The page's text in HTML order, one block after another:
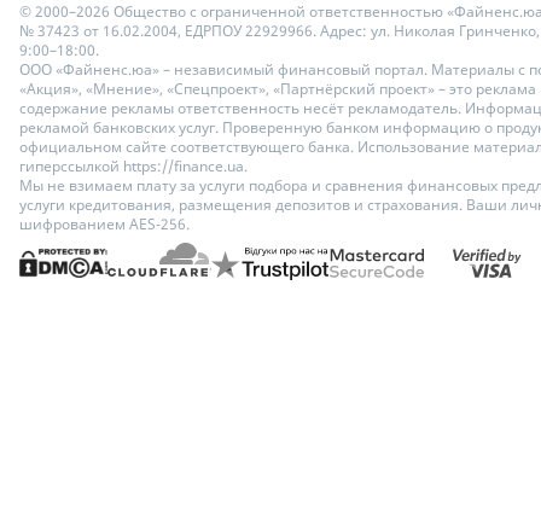
© 2000–2026 Общество с ограниченной ответственностью
№ 37423 от 16.02.2004, ЕДРПОУ 22929966. Адрес: ул. Николая
9:00–18:00.
ООО «Файненс.юа» – независимый финансовый портал. Материалы с
«Акция», «Мнение», «Спецпроект», «Партнёрский проект» – это
содержание рекламы ответственность несёт рекламодатель.
рекламой банковских услуг. Проверенную банком информацию о
официальном сайте соответствующего банка. Использование
гиперссылкой https://finance.ua.
Мы не взимаем плату за услуги подбора и сравнения финансовых
услуги кредитования, размещения депозитов и страхования. Ваши
шифрованием AES-256.